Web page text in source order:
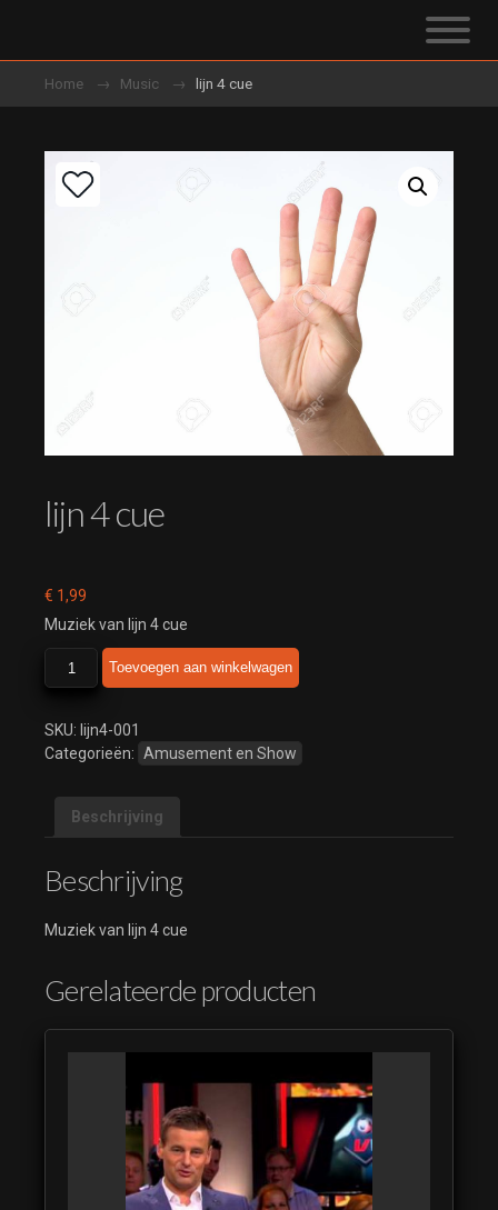
Home Music lijn 4 cue
lijn 4 cue
€ 1,99
Muziek van lijn 4 cue
4
aantal
Toevoegen aan winkelwagen
SKU: lijn4-001
Categorieën: Amusement en Show
Beschrijving
Beschrijving
Muziek van lijn 4 cue
Gerelateerde producten